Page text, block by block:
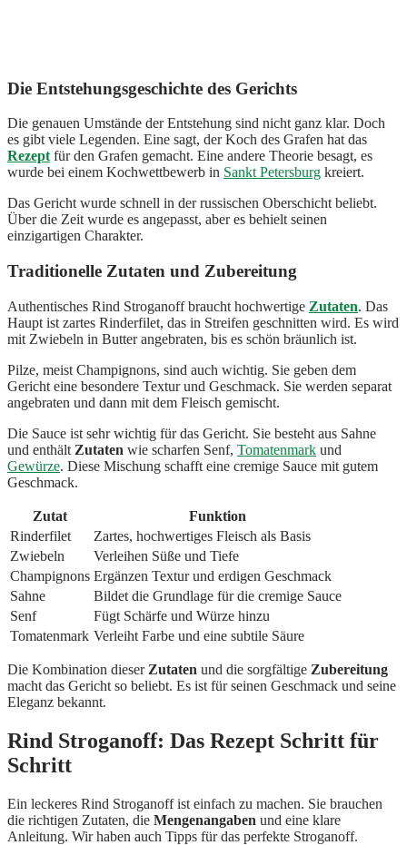
Die Entstehungsgeschichte des Gerichts
Die genauen Umstände der Entstehung sind nicht ganz klar. Doch
es gibt viele Legenden. Eine sagt, der Koch des Grafen hat das
Rezeptfür den Grafen gemacht. Eine andere Theorie besagt, es
wurde bei einem Kochwettbewerb in Sankt Petersburg kreiert.
Das Gericht wurde schnell in der russischen Oberschicht beliebt.
Über die Zeit wurde es angepasst, aber es behielt seinen
einzigartigen Charakter.
Traditionelle Zutaten und Zubereitung
Authentisches Rind Stroganoff braucht hochwertige Zutaten. Das
Haupt ist zartes Rinderfilet, das in Streifen geschnitten wird. Es wird
mit Zwiebeln in Butter angebraten, bis es schön bräunlich ist.
Pilze, meist Champignons, sind auch wichtig. Sie geben dem
Gericht eine besondere Textur und Geschmack. Sie werden separat
angebraten und dann mit dem Fleisch gemischt.
Die Sauce ist sehr wichtig für das Gericht. Sie besteht aus Sahne
und enthält Zutaten wie scharfen Senf, Tomatenmark und
Gewürze. Diese Mischung schafft eine cremige Sauce mit gutem
Geschmack.
Zutat
Funktion
Rinderfilet
Zartes, hochwertiges Fleisch als Basis
Zwiebeln
Verleihen Süße und Tiefe
Champignons Ergänzen Textur und erdigen Geschmack
Sahne
Bildet die Grundlage für die cremige Sauce
Senf
Fügt Schärfe und Würze hinzu
Tomatenmark Verleiht Farbe und eine subtile Säure
Die Kombination dieser Zutaten und die sorgfältige Zubereitung
macht das Gericht so beliebt. Es ist für seinen Geschmack und seine
Eleganz bekannt.
Rind Stroganoff: Das Rezept Schritt für
Schritt
Ein leckeres Rind Stroganoff ist einfach zu machen. Sie brauchen
die richtigen Zutaten, die Mengenangaben und eine klare
Anleitung. Wir haben auch Tipps für das perfekte Stroganoff.